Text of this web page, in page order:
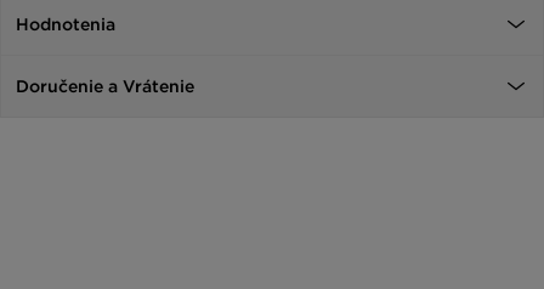
Hodnotenia
Doručenie a Vrátenie